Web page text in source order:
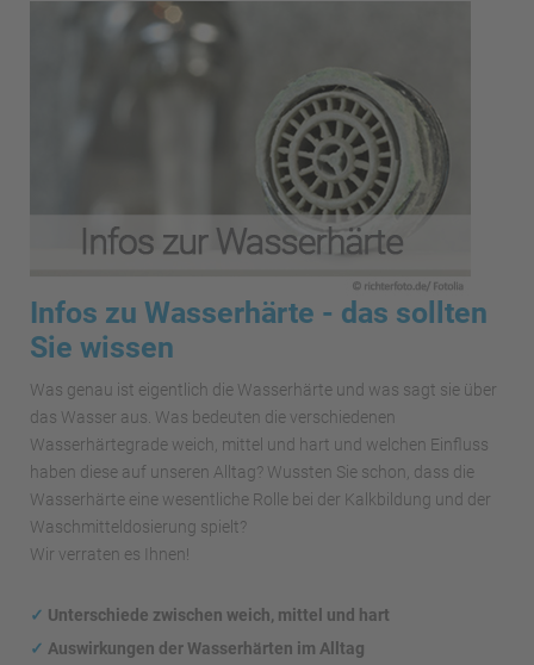
Infos zu Wasserhärte - das sollten
Sie wissen
Was genau ist eigentlich die Wasserhärte und was sagt sie über
das Wasser aus. Was bedeuten die verschiedenen
Wasserhärtegrade weich, mittel und hart und welchen Einfluss
haben diese auf unseren Alltag? Wussten Sie schon, dass die
Wasserhärte eine wesentliche Rolle bei der Kalkbildung und der
Waschmitteldosierung spielt?
Wir verraten es Ihnen!
✓ Unterschiede zwischen weich, mittel und hart
✓ Auswirkungen der Wasserhärten im Alltag